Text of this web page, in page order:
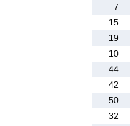
7
15
19
10
44
42
50
32